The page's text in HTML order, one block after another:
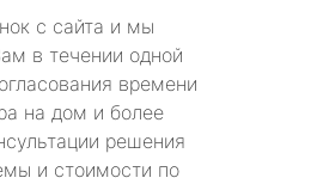
с сайта и мы
в течении одной
времени
на дом и более
решения
и стоимости по